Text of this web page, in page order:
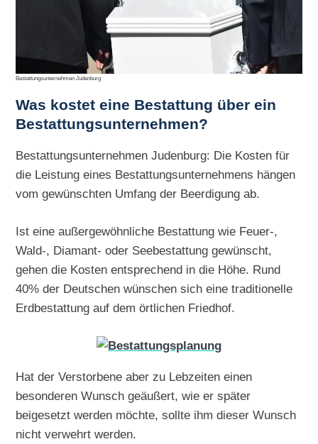
Bestattungsunternehmen Judenburg
Was kostet eine Bestattung über ein
Bestattungsunternehmen?
Bestattungsunternehmen Judenburg: Die Kosten für
die Leistung eines Bestattungsunternehmens hängen
vom gewünschten Umfang der Beerdigung ab.
Ist eine außergewöhnliche Bestattung wie Feuer-,
Wald-, Diamant- oder Seebestattung gewünscht,
gehen die Kosten entsprechend in die Höhe. Rund
40% der Deutschen wünschen sich eine traditionelle
Erdbestattung auf dem örtlichen Friedhof.
Hat der Verstorbene aber zu Lebzeiten einen
besonderen Wunsch geäußert, wie er später
beigesetzt werden möchte, sollte ihm dieser Wunsch
nicht verwehrt werden.